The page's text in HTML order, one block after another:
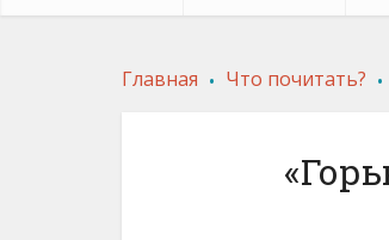
Главная . Что почитать? .